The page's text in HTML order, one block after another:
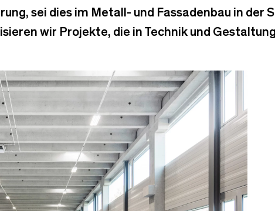
sei dies im Metall- und Fassadenbau in der
wir Projekte, die in Technik und